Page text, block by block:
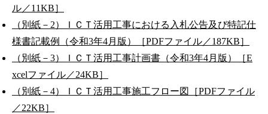
ル／11KB］
（別紙－2）ＩＣＴ活用工事における入札公告及び特記仕
様書記載例（令和3年4月版）［PDFファイル／187KB］
（別紙－3）ＩＣＴ活用工事計画書（令和3年4月版）［E
xcelファイル／24KB］
（別紙－4）ＩＣＴ活用工事施工フロー図［PDFファイル
／22KB］